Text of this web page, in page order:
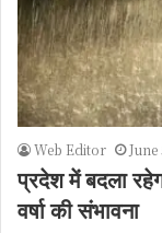
Web Editor June
प्रदेश में बदला
वर्षा की संभावना